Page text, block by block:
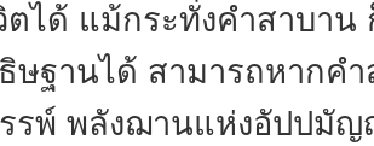
ได้ แม้กระทั่งคำสาบาน
ษฐานได้ สามารถหากค
รรพ์ พลังฌานแห่งอัปปมั